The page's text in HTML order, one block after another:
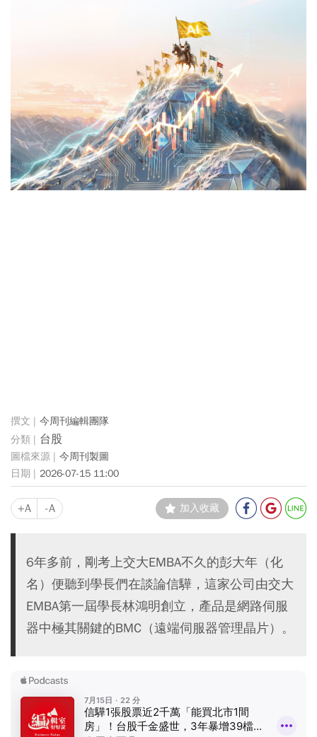
今周刊編輯團隊
台股
今周刊製圖
2026-07-15 11:00
+A -A 加入收藏
6年多前，剛考上交大EMBA不久的彭大年（化
名）便聽到學長們在談論信驊，這家公司由交大
EMBA第一屆學長林鴻明創立，產品是網路伺服
器中極其關鍵的BMC（遠端伺服器管理晶片）。